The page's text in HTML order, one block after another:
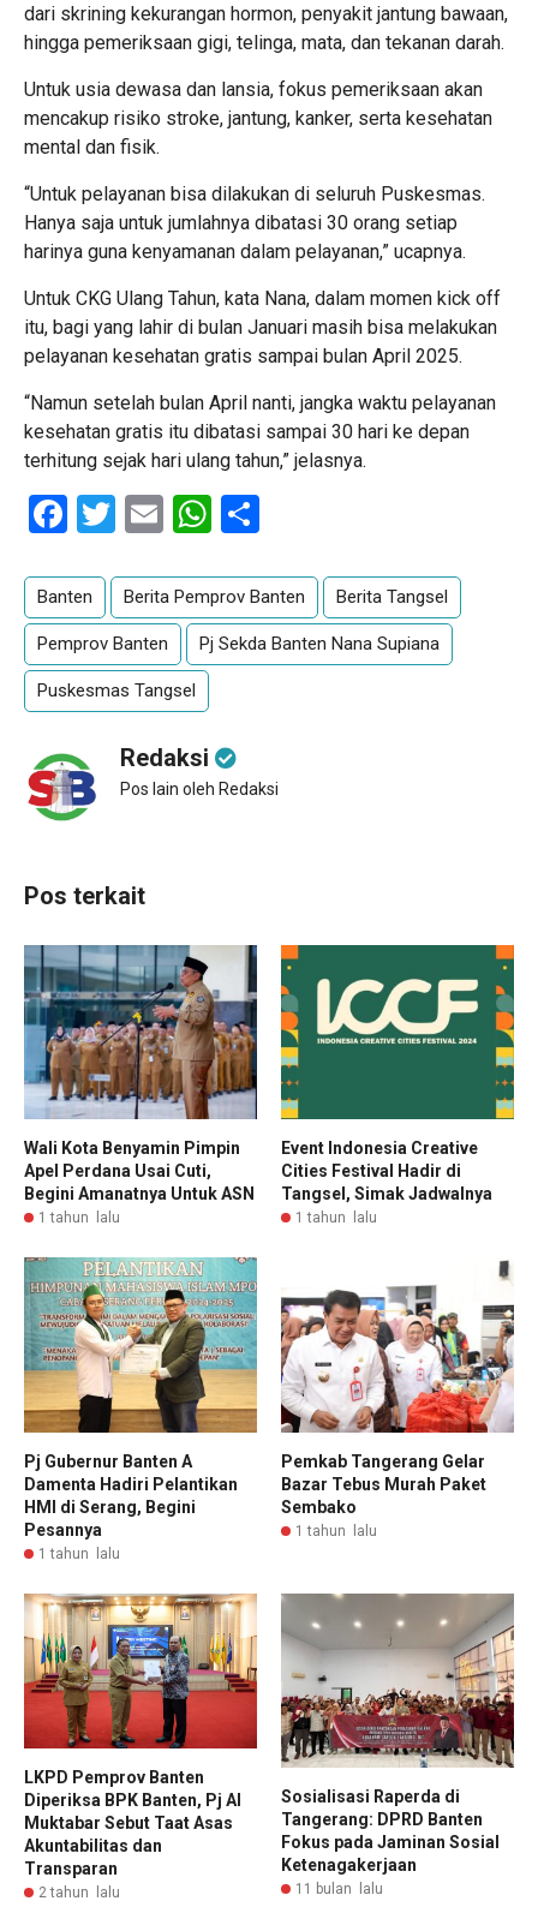
dari skrining kekurangan hormon, penyakit jantung bawaan,
hingga pemeriksaan gigi, telinga, mata, dan tekanan darah.
Untuk usia dewasa dan lansia, fokus pemeriksaan akan
mencakup risiko stroke, jantung, kanker, serta kesehatan
mental dan fisik.
“Untuk pelayanan bisa dilakukan di seluruh Puskesmas.
Hanya saja untuk jumlahnya dibatasi 30 orang setiap
harinya guna kenyamanan dalam pelayanan,” ucapnya.
Untuk CKG Ulang Tahun, kata Nana, dalam momen kick off
itu, bagi yang lahir di bulan Januari masih bisa melakukan
pelayanan kesehatan gratis sampai bulan April 2025.
“Namun setelah bulan April nanti, jangka waktu pelayanan
kesehatan gratis itu dibatasi sampai 30 hari ke depan
terhitung sejak hari ulang tahun,” jelasnya.
Facebook
Twitter
EmailWhatsApp
Banten Berita Pemprov Banten Berita Tangsel
Pemprov Banten Pj Sekda Banten Nana Supiana
Puskesmas Tangsel
Redaksi
Pos lain oleh Redaksi
Pos terkait
Wali Kota Benyamin Pimpin
Apel Perdana Usai Cuti,
Begini Amanatnya Untuk ASN
1 tahun lalu
Event Indonesia Creative
Cities Festival Hadir di
Tangsel, Simak Jadwalnya
1 tahun lalu
Pj Gubernur Banten A
Damenta Hadiri Pelantikan
HMI di Serang, Begini
Pesannya
1 tahun lalu
Pemkab Tangerang Gelar
Bazar Tebus Murah Paket
Sembako
1 tahun lalu
LKPD Pemprov Banten
Diperiksa BPK Banten, Pj Al
Muktabar Sebut Taat Asas
Akuntabilitas dan
Transparan
2 tahun lalu
Sosialisasi Raperda di
Tangerang: DPRD Banten
Fokus pada Jaminan Sosial
Ketenagakerjaan
11 bulan lalu